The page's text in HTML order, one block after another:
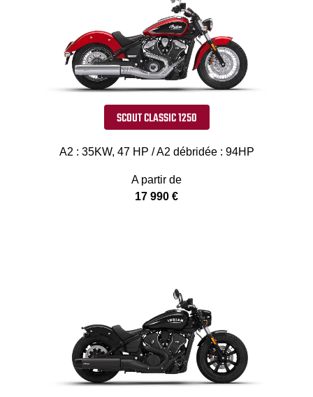
SCOUT CLASSIC 1250
A2 : 35KW, 47 HP / A2 débridée : 94HP
A partir de
17 990 €